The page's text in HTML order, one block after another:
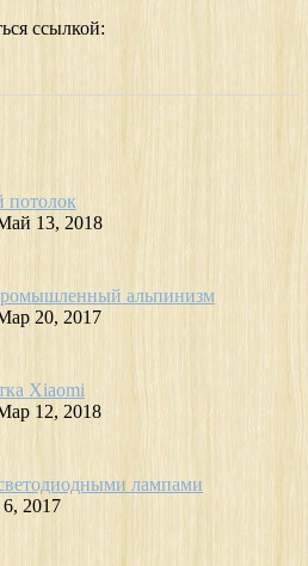
ссылкой:
потолок
13, 2018
альпинизм
20, 2017
Xiaomi
12, 2018
лампами
2017